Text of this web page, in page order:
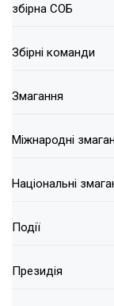
збірна СОБ
Збірні команди
Змагання
Міжнародні
Національні
Події
Президія